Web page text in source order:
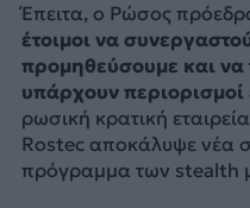
Έπειτα, ο Ρώσος
έτοιμοι να
προμηθεύσουμε και να
υπάρχουν
ρωσική κρατική
Rostec αποκάλυψε νέα
πρόγραμμα των stealth